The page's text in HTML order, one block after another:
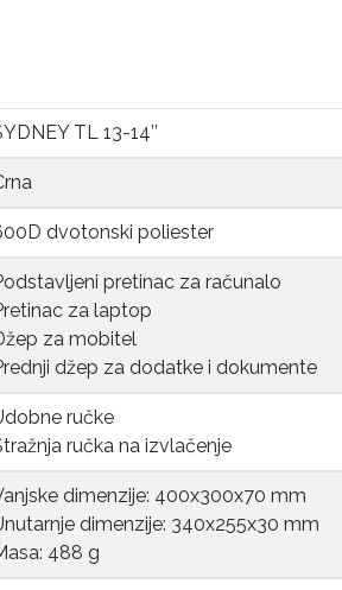
TL 13-14’’
dvotonski poliester
pretinac za računalo
za laptop
za mobitel
džep za dodatke i dokumente
ručke
ručka na izvlačenje
dimenzije: 400x300x70 mm
dimenzije: 340x255x30 mm
488 g